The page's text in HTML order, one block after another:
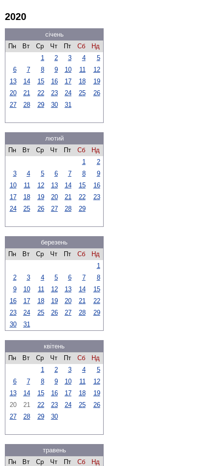
2020
січень
Пн
Вт Ср Чт Пт Сб
Нд
1
2 3 4
5
6
7 8 9 10 11
12
13
14 15 16 17 18
19
20
21 22 23 24 25
26
27
28 29 30 31
лютий
Пн
Вт Ср Чт Пт Сб
Нд
1
2
3
4 5 6 7 8
9
10
11 12 13 14 15
16
17
18 19 20 21 22
23
24
25 26 27 28 29
березень
Пн
Вт Ср Чт Пт Сб
Нд
1
2
3 4 5 6 7
8
9
10 11 12 13 14
15
16
17 18 19 20 21
22
23
24 25 26 27 28
29
30
31
квітень
Пн
Вт Ср Чт Пт Сб
Нд
1
2 3 4
5
6
7 8 9 10 11
12
13
14 15 16 17 18
19
20
21 22 23 24 25
26
27
28 29 30
травень
Пн
Вт Ср Чт Пт Сб
Нд